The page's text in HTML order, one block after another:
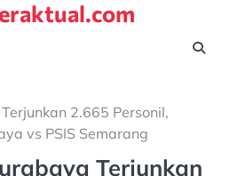
2.665 Personil,
vs PSIS Semarang
Terjunkan